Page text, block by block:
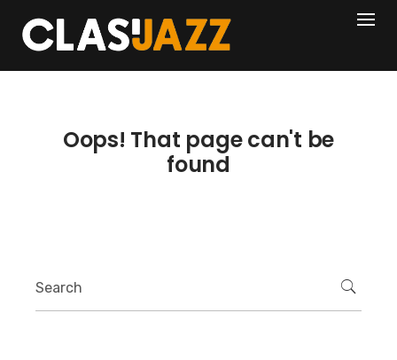
content
404
Oops! That page can't be
found